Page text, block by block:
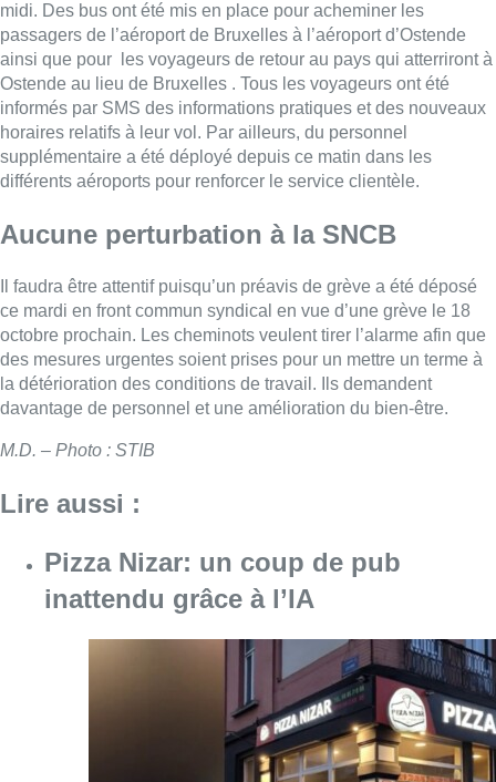
midi. Des bus ont été mis en place pour acheminer les
passagers de l’aéroport de Bruxelles à l’aéroport d’Ostende
ainsi que pour les voyageurs de retour au pays qui atterriront à
Ostende au lieu de Bruxelles . Tous les voyageurs ont été
informés par SMS des informations pratiques et des nouveaux
horaires relatifs à leur vol. Par ailleurs, du personnel
supplémentaire a été déployé depuis ce matin dans les
différents aéroports pour renforcer le service clientèle.
Aucune perturbation à la SNCB
Il faudra être attentif puisqu’un préavis de grève a été déposé
ce mardi en front commun syndical en vue d’une grève le 18
octobre prochain. Les cheminots veulent tirer l’alarme afin que
des mesures urgentes soient prises pour un mettre un terme à
la détérioration des conditions de travail. Ils demandent
davantage de personnel et une amélioration du bien-être.
M.D. – Photo : STIB
Lire aussi :
Pizza Nizar: un coup de pub
inattendu grâce à l’IA